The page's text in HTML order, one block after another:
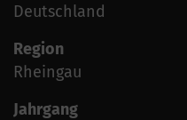
Deutschland
Region
Rheingau
Jahrgang